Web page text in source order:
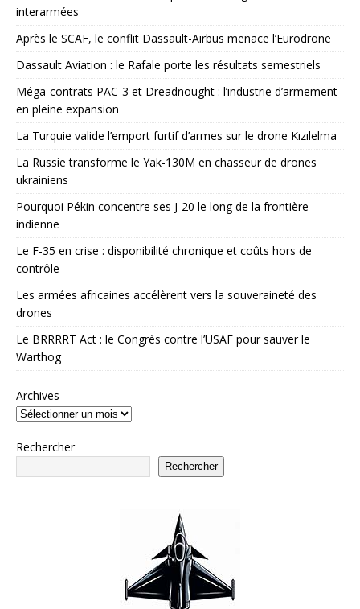
interarmées
Après le SCAF, le conflit Dassault-Airbus menace l’Eurodrone
Dassault Aviation : le Rafale porte les résultats semestriels
Méga-contrats PAC-3 et Dreadnought : l’industrie d’armement
en pleine expansion
La Turquie valide l’emport furtif d’armes sur le drone Kızılelma
La Russie transforme le Yak-130M en chasseur de drones
ukrainiens
Pourquoi Pékin concentre ses J-20 le long de la frontière
indienne
Le F-35 en crise : disponibilité chronique et coûts hors de
contrôle
Les armées africaines accélèrent vers la souveraineté des
drones
Le BRRRRT Act : le Congrès contre l’USAF pour sauver le
Warthog
Archives
Rechercher
Rechercher